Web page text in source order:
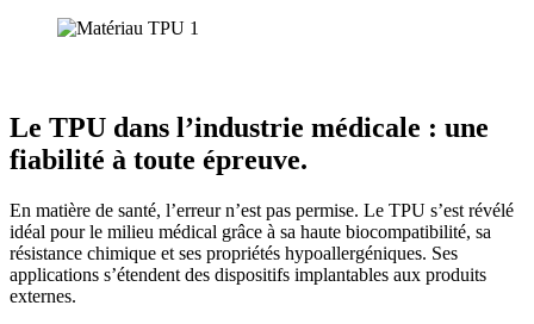
Le TPU dans l’industrie médicale : une
fiabilité à toute épreuve.
En matière de santé, l’erreur n’est pas permise. Le TPU s’est révélé
idéal pour le milieu médical grâce à sa haute biocompatibilité, sa
résistance chimique et ses propriétés hypoallergéniques. Ses
applications s’étendent des dispositifs implantables aux produits
externes.